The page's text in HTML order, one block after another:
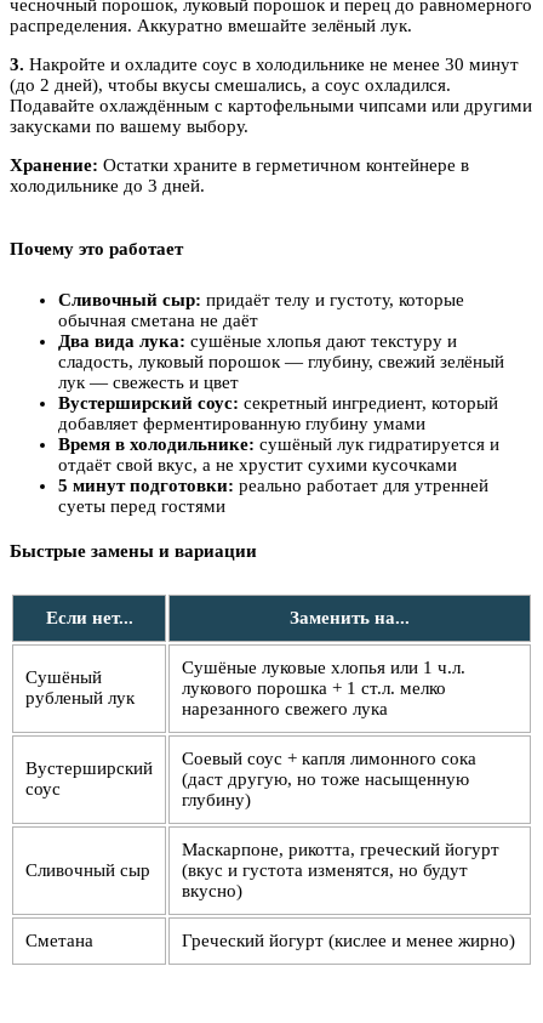
чесночный порошок, луковый порошок и перец до равномерного
распределения. Аккуратно вмешайте зелёный лук.
3. Накройте и охладите соус в холодильнике не менее 30 минут
(до 2 дней), чтобы вкусы смешались, а соус охладился.
Подавайте охлаждённым с картофельными чипсами или другими
закусками по вашему выбору.
Хранение: Остатки храните в герметичном контейнере в
холодильнике до 3 дней.
Почему это работает
Сливочный сыр: придаёт телу и густоту, которые
обычная сметана не даёт
Два вида лука: сушёные хлопья дают текстуру и
сладость, луковый порошок — глубину, свежий зелёный
лук — свежесть и цвет
Вустерширский соус: секретный ингредиент, который
добавляет ферментированную глубину умами
Время в холодильнике: сушёный лук гидратируется и
отдаёт свой вкус, а не хрустит сухими кусочками
5 минут подготовки: реально работает для утренней
суеты перед гостями
Быстрые замены и вариации
Если нет... Заменить на...
Сушёный
рубленый лук
Сушёные луковые хлопья или 1 ч.л.
лукового порошка + 1 ст.л. мелко
нарезанного свежего лука
Вустерширский
соус
Соевый соус + капля лимонного сока
(даст другую, но тоже насыщенную
глубину)
Сливочный сыр
Маскарпоне, рикотта, греческий йогурт
(вкус и густота изменятся, но будут
вкусно)
Сметана Греческий йогурт (кислее и менее жирно)